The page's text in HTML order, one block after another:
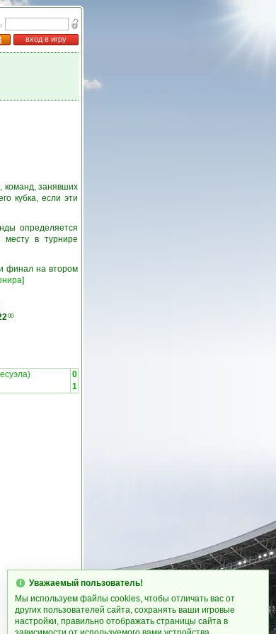
вход в игру
команд, занявших
кубка, если эти
определяется
в турнире
финал на втором
]
00
0
1
Уважаемый пользователь!
Мы используем файлы cookies, чтобы отличать вас от
других пользователей сайта, сохранять ваши игровые
настройки, правильно отображать страницы сайта в